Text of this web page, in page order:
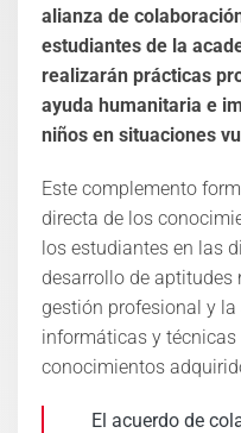
alianza de
estudiantes de la
realizarán prácticas
ayuda humanitaria e
niños en situaciones
Este complemento
directa de los
los estudiantes en las
desarrollo de aptitudes
gestión profesional y
informáticas y
conocimientos
El acuerdo de